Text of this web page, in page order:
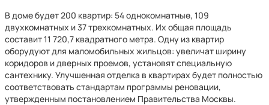
В доме будет 200 квартир: 54 однокомнатные, 109
двухкомнатных и 37 трехкомнатных. Их общая площадь
составит 11 720,7 квадратного метра. Одну из квартир
оборудуют для маломобильных жильцов: увеличат ширину
коридоров и дверных проемов, установят специальную
сантехнику. Улучшенная отделка в квартирах будет полностью
соответствовать стандартам программы реновации,
утвержденным постановлением Правительства Москвы.